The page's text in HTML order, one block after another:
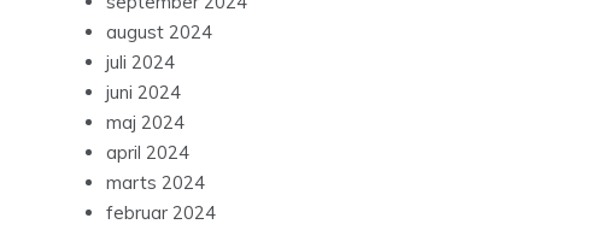
august 2024
juli 2024
juni 2024
maj 2024
april 2024
marts 2024
februar 2024